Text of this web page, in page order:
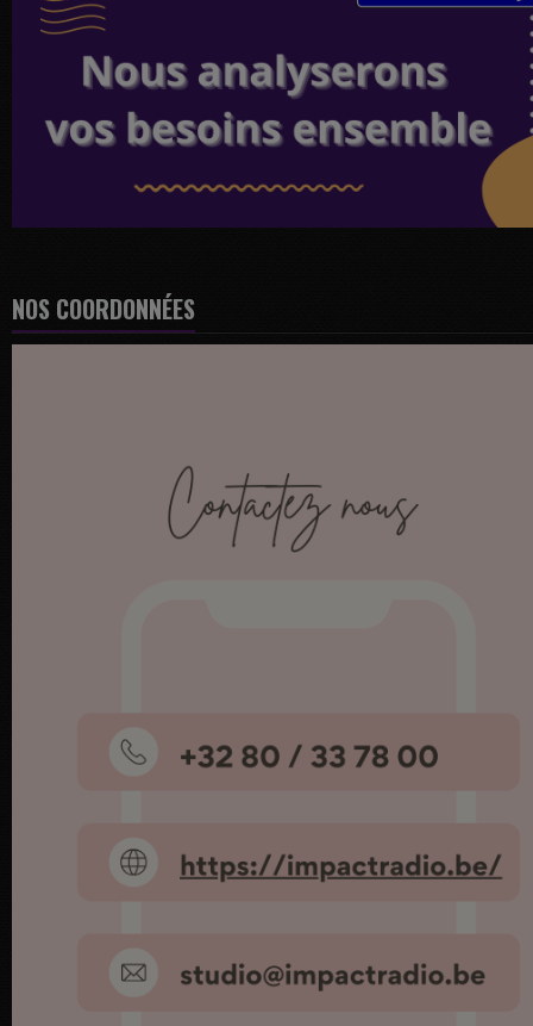
NOS COORDONNÉES